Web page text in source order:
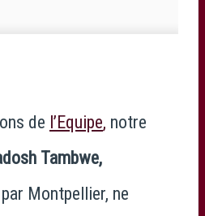
de l’Equipe, notre
Tambwe,
Montpellier, ne